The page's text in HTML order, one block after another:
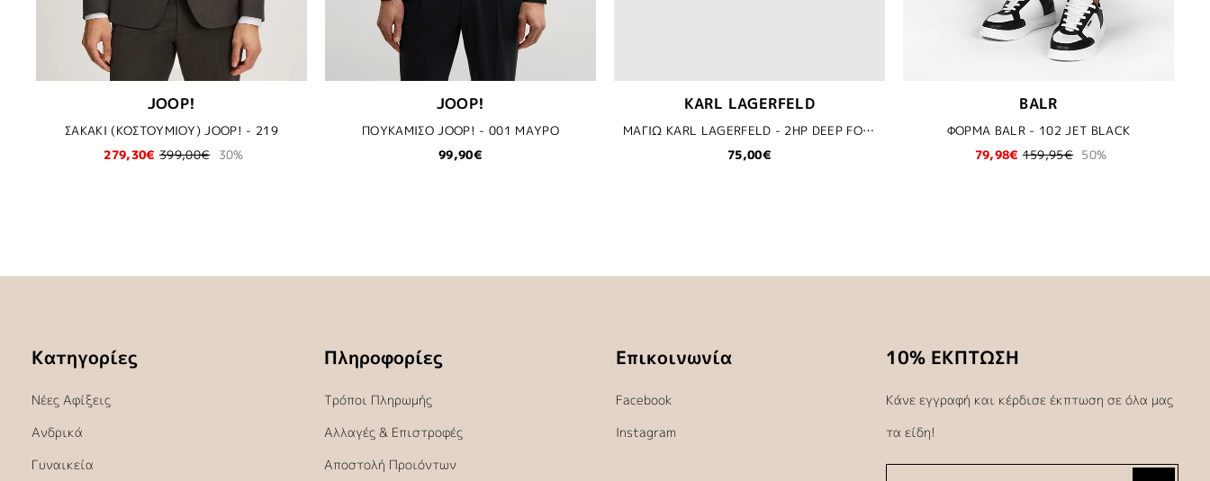
JOOP!
ΣΑΚΑΚΙ (ΚΟΣΤΟΥΜΙΟΥ) JOOP! - 219
279,30€ 399,00€ 30%
JOOP!
ΠΟΥΚΑΜΙΣΟ JOOP! - 001 ΜΑΥΡΟ
99,90€
KARL LAGERFELD
ΜΑΓΙΩ KARL LAGERFELD - 2HP DEEP FOREST
75,00€
BALR
ΦΟΡΜΑ BALR - 102 JET BLACK
79,98€ 159,95€ 50%
Κατηγορίες
Νέες Αφίξεις
Ανδρικά
Γυναικεία
Πληροφορίες
Τρόποι Πληρωμής
Αλλαγές & Επιστροφές
Αποστολή Προιόντων
Επικοινωνία
Facebook
Instagram
10% ΕΚΠΤΩΣΗ
Κάνε εγγραφή και κέρδισε έκπτωση σε όλα μας
τα είδη!